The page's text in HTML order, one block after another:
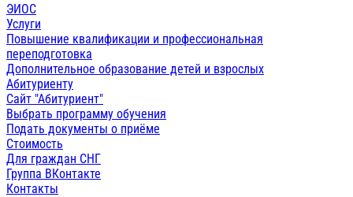
ЭИОС
Услуги
Повышение квалификации и профессиональная
переподготовка
Дополнительное образование детей и взрослых
Абитуриенту
Сайт "Абитуриент"
Выбрать программу обучения
Подать документы о приёме
Стоимость
Для граждан СНГ
Группа ВКонтакте
Контакты